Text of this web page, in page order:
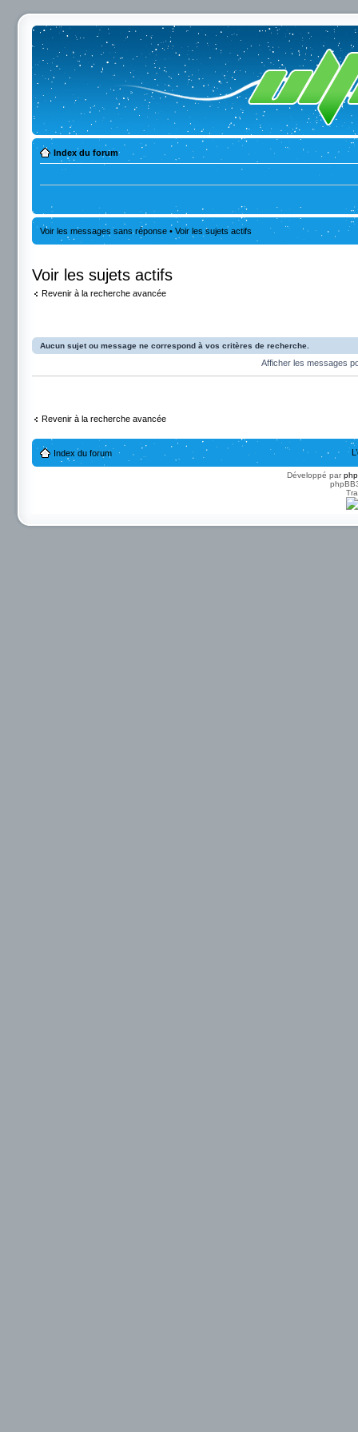
Index du forum
Voir les messages sans réponse • Voir les sujets actifs
Voir les sujets actifs
Revenir à la recherche avancée
Aucun sujet ou message ne correspond à vos critères de recherche.
Afficher les messages
Revenir à la recherche avancée
Index du forum
Développé par